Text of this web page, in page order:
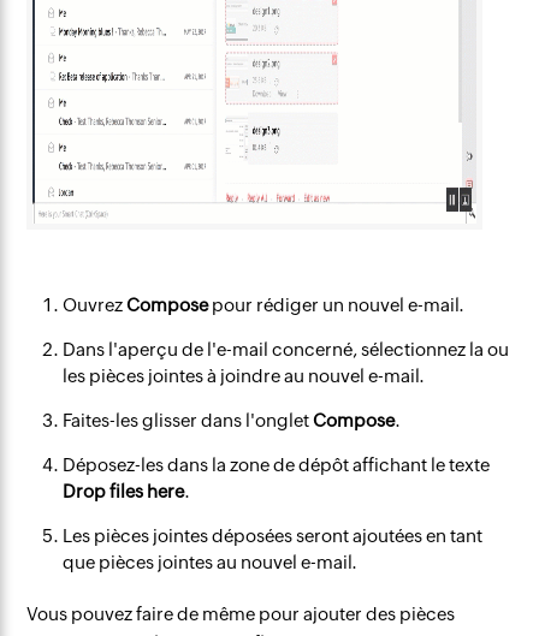
OuvrezComposepour rédiger un nouvel e-mail.
Dans l'aperçu de l'e-mail concerné, sélectionnez la ou
les pièces jointes à joindre au nouvel e-mail.
Faites-les glisser dans l'ongletCompose.
Déposez-les dans la zone de dépôt affichant le texte
Drop files here.
Les pièces jointes déposées seront ajoutées en tant
que pièces jointes au nouvel e-mail.
Vous pouvez faire de même pour ajouter des pièces